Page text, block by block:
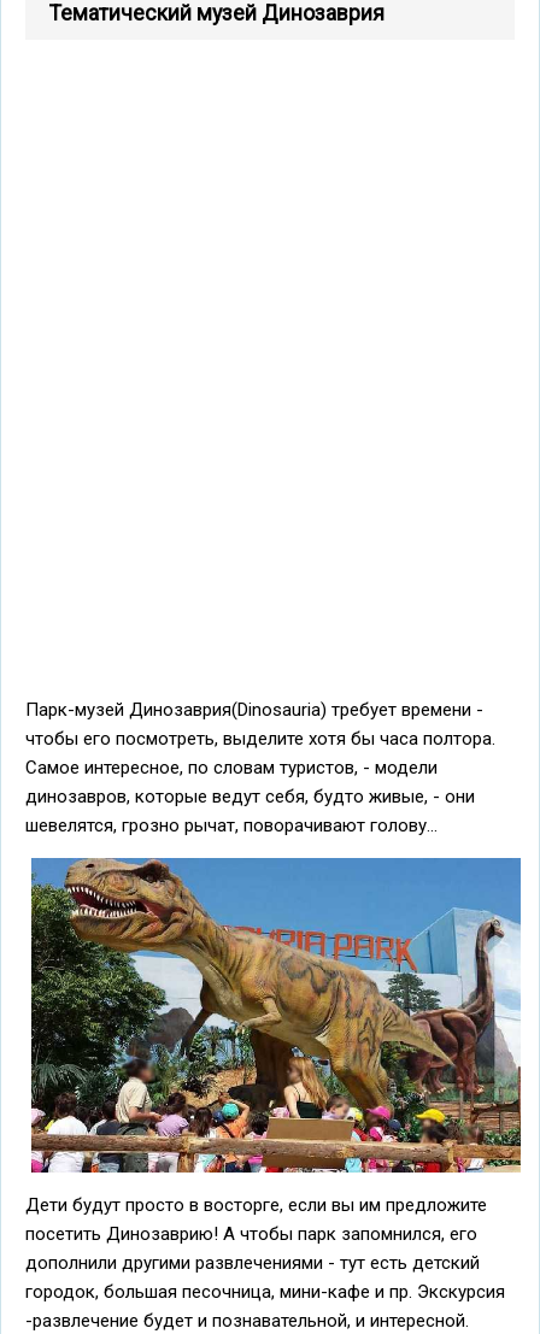
Тематический музей Динозаврия
Парк-музей Динозаврия(Dinosauria) требует времени -
чтобы его посмотреть, выделите хотя бы часа полтора.
Самое интересное, по словам туристов, - модели
динозавров, которые ведут себя, будто живые, - они
шевелятся, грозно рычат, поворачивают голову...
Дети будут просто в восторге, если вы им предложите
посетить Динозаврию! А чтобы парк запомнился, его
дополнили другими развлечениями - тут есть детский
городок, большая песочница, мини-кафе и пр. Экскурсия
-развлечение будет и познавательной, и интересной.